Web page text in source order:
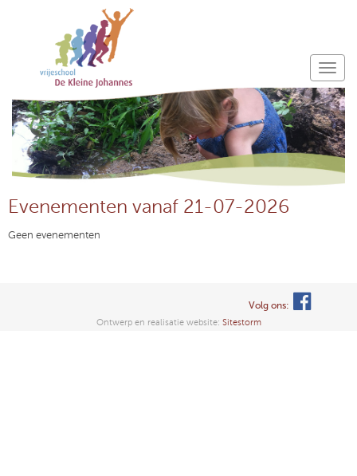
Evenementen vanaf 21-07-2026
Geen evenementen
Volg ons:
Ontwerp en realisatie website: Sitestorm